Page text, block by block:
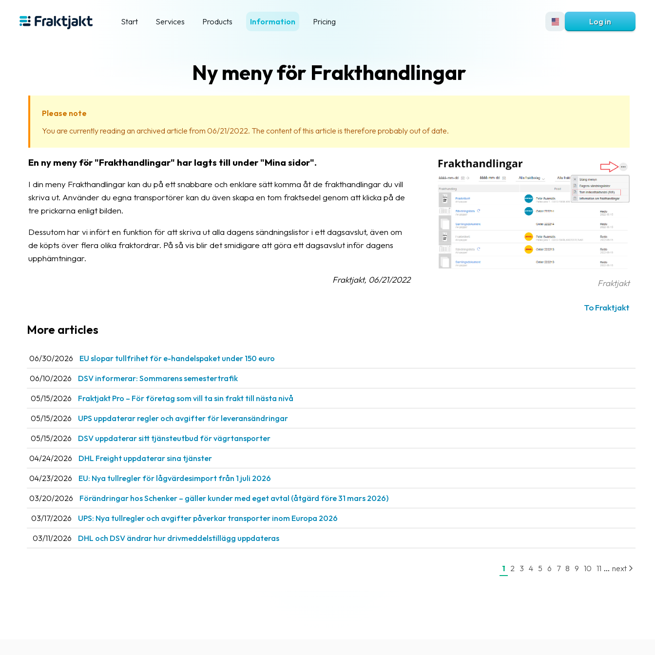
Start Services Products Information Pricing Log in
Ny meny för Frakthandlingar
Please note
You are currently reading an archived article from 06/21/2022. The content of this article is therefore probably out of date.
Fraktjakt
En ny meny för "Frakthandlingar" har lagts till under "Mina sidor".
I din meny Frakthandlingar kan du på ett snabbare och enklare sätt komma åt de frakthandlingar du vill
skriva ut. Använder du egna transportörer kan du även skapa en tom fraktsedel genom att klicka på de
tre prickarna enligt bilden.
Dessutom har vi infört en funktion för att skriva ut alla dagens sändningslistor i ett dagsavslut, även om
de köpts över flera olika fraktordrar. På så vis blir det smidigare att göra ett dagsavslut inför dagens
upphämtningar.
Fraktjakt, 06/21/2022
To Fraktjakt
More articles
06/30/2026 EU slopar tullfrihet för e-handelspaket under 150 euro
06/10/2026 DSV informerar: Sommarens semestertrafik
05/15/2026 Fraktjakt Pro – För företag som vill ta sin frakt till nästa nivå
05/15/2026 UPS uppdaterar regler och avgifter för leveransändringar
05/15/2026 DSV uppdaterar sitt tjänsteutbud för vägrtansporter
04/24/2026 DHL Freight uppdaterar sina tjänster
04/23/2026 EU: Nya tullregler för låg­värdesimport från 1 juli 2026
03/20/2026 Förändringar hos Schenker – gäller kunder med eget avtal (åtgärd före 31 mars 2026)
03/17/2026 UPS: Nya tullregler och avgifter påverkar transporter inom Europa 2026
03/11/2026 DHL och DSV ändrar hur drivmeddelstillägg uppdateras
1 2 3 4 5 6 7 8 9 10 11 ... next